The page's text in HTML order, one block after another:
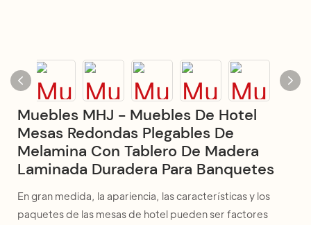
Muebles MHJ - Muebles De Hotel
Mesas Redondas Plegables De
Melamina Con Tablero De Madera
Laminada Duradera Para Banquetes
En gran medida, la apariencia, las características y los
paquetes de las mesas de hotel pueden ser factores